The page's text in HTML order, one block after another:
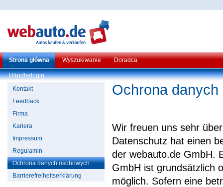
Strona główna Wyszukiwanie Doradca
Händlerlogin
Kontakt
Feedback
Firma
Kariera
Impressum
Regulamin
Ochrona danych osobowych
Barrierefreiheitserklärung
Ochrona
Wir freuen uns sehr
Datenschutz hat einen
der webauto.de GmbH.
GmbH ist grundsätzlich
möglich. Sofern eine